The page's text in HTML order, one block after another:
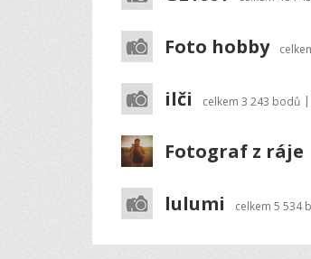
Foto hobby
ilči celkem 3 243 bodů |
Fotograf z ráje
lulumi celkem 5 534